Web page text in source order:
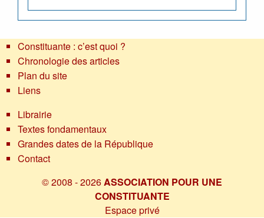
Constituante : c’est quoi ?
Chronologie des articles
Plan du site
Liens
Librairie
Textes fondamentaux
Grandes dates de la République
Contact
© 2008 - 2026ASSOCIATION POUR UNE
CONSTITUANTE
Espace privé